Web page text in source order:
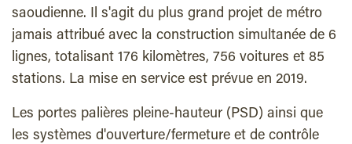
saoudienne. Il s'agit du plus grand projet de métro
jamais attribué avec la construction simultanée de 6
lignes, totalisant 176 kilomètres, 756 voitures et 85
stations. La mise en service est prévue en 2019.
Les portes palières pleine-hauteur (PSD) ainsi que
les systèmes d'ouverture/fermeture et de contrôle